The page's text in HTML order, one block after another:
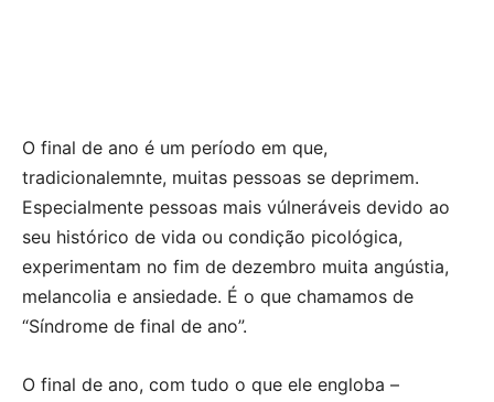
O final de ano é um período em que,
tradicionalemnte, muitas pessoas se deprimem.
Especialmente pessoas mais vúlneráveis devido ao
seu histórico de vida ou condição picológica,
experimentam no fim de dezembro muita angústia,
melancolia e ansiedade. É o que chamamos de
“Síndrome de final de ano”.
O final de ano, com tudo o que ele engloba –